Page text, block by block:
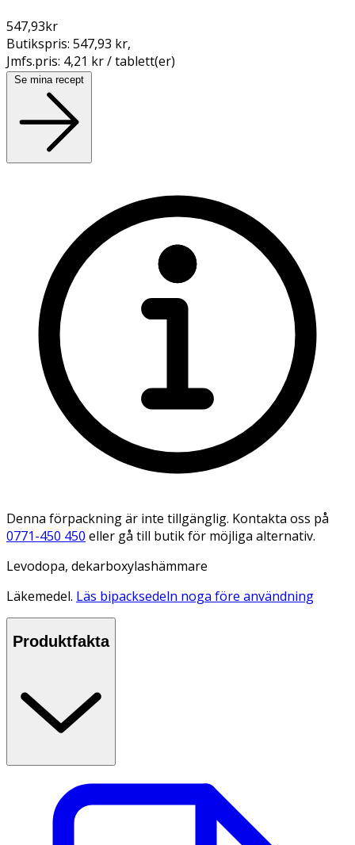
547,93kr
Butikspris: 547,93 kr,
Jmfs.pris: 4,21 kr / tablett(er)
Se mina recept
Denna förpackning är inte tillgänglig. Kontakta oss på
0771-450 450 eller gå till butik för möjliga alternativ.
Levodopa, dekarboxylashämmare
Läkemedel. Läs bipacksedeln noga före användning
Produktfakta